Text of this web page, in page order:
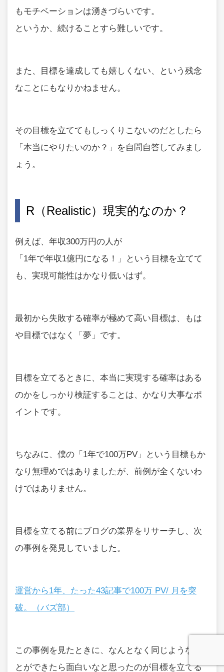
もモチベーションは湧きづらいです。
というか、続けることすら難しいです。
また、目標を達成しても嬉しくない、という残念
なことにもなりかねません。
その目標を立ててもしっくりこないのだとしたら
「本当にやりたいのか？」を自問自答してみまし
ょう。
R（Realistic）現実的なのか？
例えば、年収300万円の人が
「1年で年収1億円になる！」という目標を立てて
も、実現可能性はかなり低いはず。
最初から失敗する確率が極めて高い目標は、もは
や目標ではなく「夢」です。
目標を立てるときに、本当に実現する確率はある
のかをしっかり検証することは、かなり大事なポ
イントです。
ちなみに、僕の「1年で100万PV」という目標もか
なり無理めではありましたが、前例が全くないわ
けではありません。
目標を立てる前にブログの業界をリサーチし、次
の事例を発見していました。
運営から1年、たった43記事で100万 PV/ 月を突
破。（バズ部）
この事例を見たときに、なんとなく同じようなこ
とができたら面白いなと思ったのが目標を立てる